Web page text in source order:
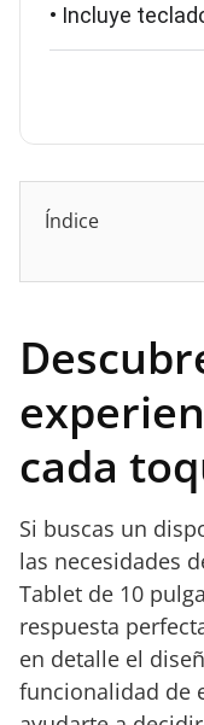
• Incluye
Índice
cada
Si buscas un
las necesidades
Tablet de 10
respuesta
en detalle el
funcionalidad de